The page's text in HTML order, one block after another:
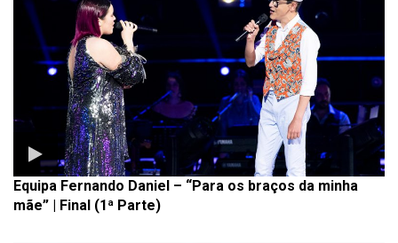
Equipa Fernando Daniel – “Para os braços da minha
mãe” | Final (1ª Parte)